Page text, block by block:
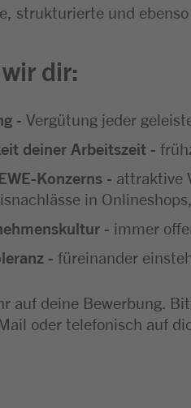
strukturierte und
dir:
- Vergütung jeder
deiner Arbeitszeit -
Konzerns - attraktive
in
- immer
- füreinander
auf deine Bewerbung.
oder telefonisch auf